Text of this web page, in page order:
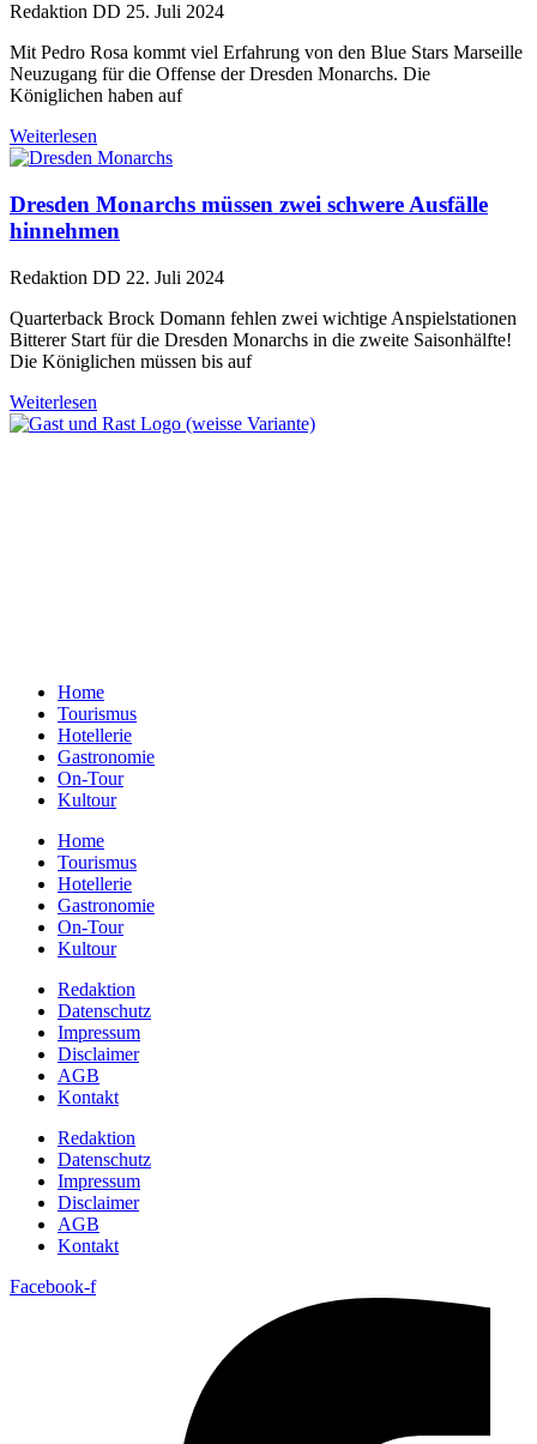
Redaktion DD 25. Juli 2024
Mit Pedro Rosa kommt viel Erfahrung von den Blue Stars Marseille
Neuzugang für die Offense der Dresden Monarchs. Die
Königlichen haben auf
Weiterlesen
Dresden Monarchs müssen zwei schwere Ausfälle
hinnehmen
Redaktion DD 22. Juli 2024
Quarterback Brock Domann fehlen zwei wichtige Anspielstationen
Bitterer Start für die Dresden Monarchs in die zweite Saisonhälfte!
Die Königlichen müssen bis auf
Weiterlesen
Home
Tourismus
Hotellerie
Gastronomie
On-Tour
Kultour
Home
Tourismus
Hotellerie
Gastronomie
On-Tour
Kultour
Redaktion
Datenschutz
Impressum
Disclaimer
AGB
Kontakt
Redaktion
Datenschutz
Impressum
Disclaimer
AGB
Kontakt
Facebook-f